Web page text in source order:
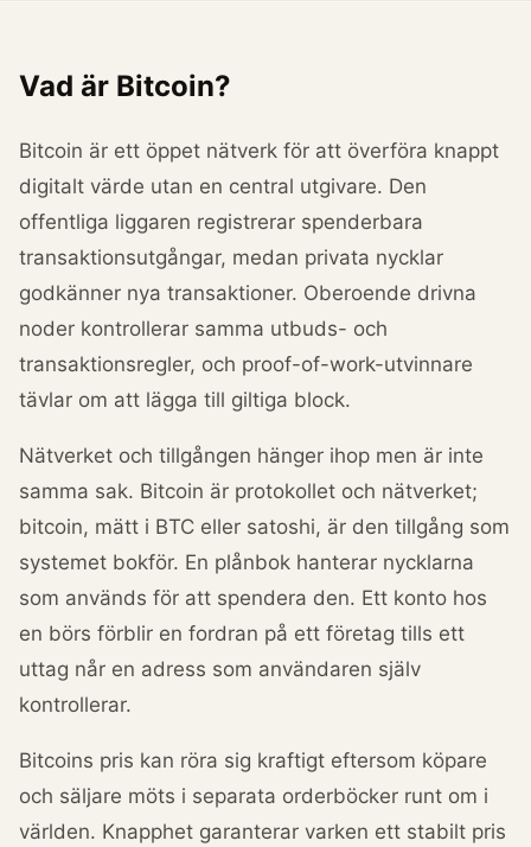
Vad är Bitcoin?
Bitcoin är ett öppet nätverk för att överföra knappt
digitalt värde utan en central utgivare. Den
offentliga liggaren registrerar spenderbara
transaktionsutgångar, medan privata nycklar
godkänner nya transaktioner. Oberoende drivna
noder kontrollerar samma utbuds- och
transaktionsregler, och proof-of-work-utvinnare
tävlar om att lägga till giltiga block.
Nätverket och tillgången hänger ihop men är inte
samma sak. Bitcoin är protokollet och nätverket;
bitcoin, mätt i BTC eller satoshi, är den tillgång som
systemet bokför. En plånbok hanterar nycklarna
som används för att spendera den. Ett konto hos
en börs förblir en fordran på ett företag tills ett
uttag når en adress som användaren själv
kontrollerar.
Bitcoins pris kan röra sig kraftigt eftersom köpare
och säljare möts i separata orderböcker runt om i
världen. Knapphet garanterar varken ett stabilt pris